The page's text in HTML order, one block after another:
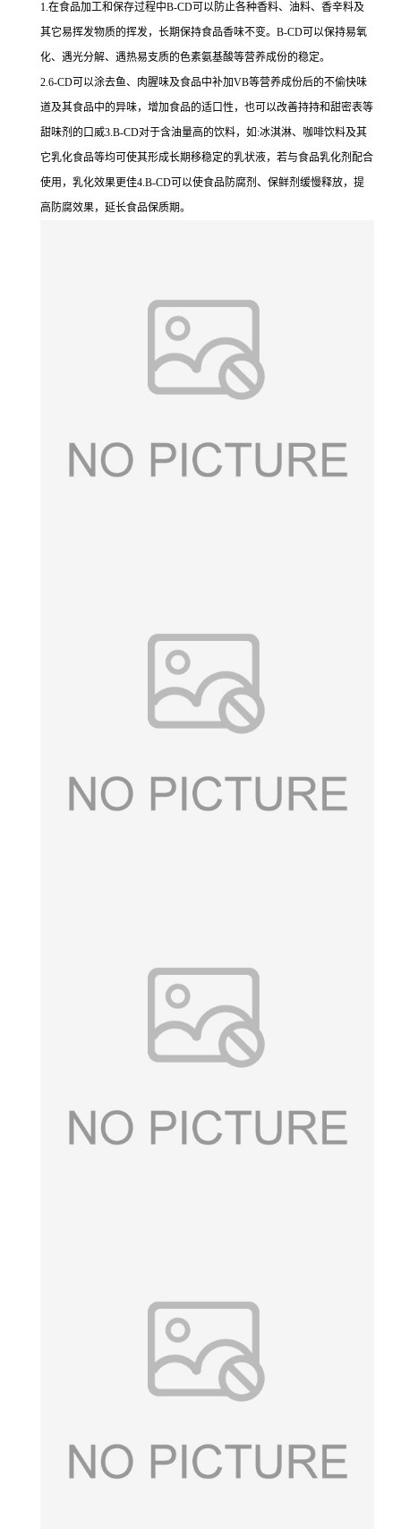
1.在食品加工和保存过程中B-CD可以防止各种香料、油料、香辛料及
其它易挥发物质的挥发，长期保持食品香味不变。B-CD可以保持易氧
化、遇光分解、遇热易支质的色素氨基酸等营养成份的稳定。
2.6-CD可以涂去鱼、肉腥味及食品中补加VB等营养成份后的不偷快味
道及其食品中的异味，增加食品的适口性，也可以改善持持和甜密表等
甜味剂的口威3.B-CD对于含油量高的饮料，如:冰淇淋、咖啡饮料及其
它乳化食品等均可使其形成长期移稳定的乳状液，若与食品乳化剂配合
使用，乳化效果更佳4.B-CD可以使食品防腐剂、保鲜剂缓慢释放，提
高防腐效果，延长食品保质期。